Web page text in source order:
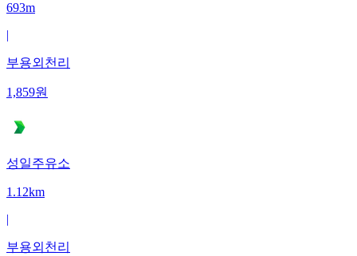
693m
|
부용외천리
1,859원
성일주유소
1.12km
|
부용외천리